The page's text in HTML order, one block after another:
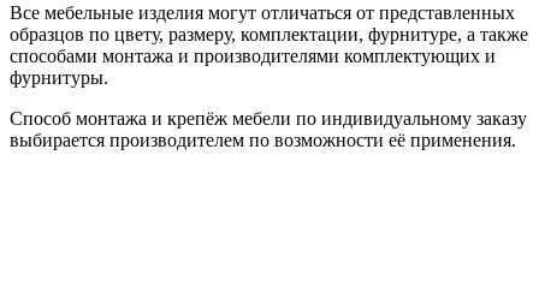
Все мебельные изделия могут отличаться от представленных
образцов по цвету, размеру, комплектации, фурнитуре, а также
способами монтажа и производителями комплектующих и
фурнитуры.
Способ монтажа и крепёж мебели по индивидуальному заказу
выбирается производителем по возможности её применения.